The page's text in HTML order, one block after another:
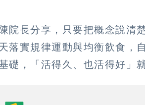
院長分享，只要把概念說清
落實規律運動與均衡飲食，
礎，「活得久、也活得好」